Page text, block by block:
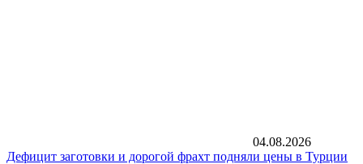
04.08.2026
Дефицит заготовки и дорогой фрахт подняли цены в Турции